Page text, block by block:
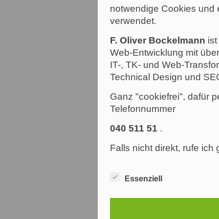
notwendige Cookies und
verwendet.
F. Oliver Bockelmann
Web-Entwicklung mit
IT-, TK- und Web-
Technical Design und
Ganz "cookiefrei", dafür
Telefonnummer
040 511 51 .
Falls nicht direkt, rufe ich
Essenziell